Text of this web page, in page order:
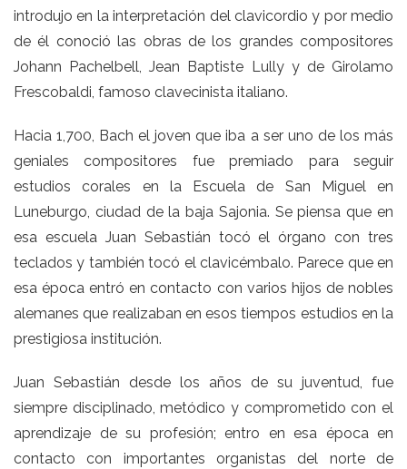
introdujo en la interpretación del clavicordio y por medio
de él conoció las obras de los grandes compositores
Johann Pachelbell, Jean Baptiste Lully y de Girolamo
Frescobaldi, famoso clavecinista italiano.
Hacia 1,700, Bach el joven que iba a ser uno de los más
geniales compositores fue premiado para seguir
estudios corales en la Escuela de San Miguel en
Luneburgo, ciudad de la baja Sajonia. Se piensa que en
esa escuela Juan Sebastián tocó el órgano con tres
teclados y también tocó el clavicémbalo. Parece que en
esa época entró en contacto con varios hijos de nobles
alemanes que realizaban en esos tiempos estudios en la
prestigiosa institución.
Juan Sebastián desde los años de su juventud, fue
siempre disciplinado, metódico y comprometido con el
aprendizaje de su profesión; entro en esa época en
contacto con importantes organistas del norte de